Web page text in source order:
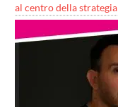
al centro della strategia